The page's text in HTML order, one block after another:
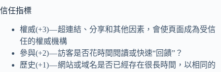
信任指標
權威(+3) — 超連結、分享和其他因素，會使頁面成為受信
任的權威機構
參與(+2) — 訪客是否花時間閱讀或快速“回饋”？
歷史(+1) — 網站或域名是否已經存在很長時間，以相同的